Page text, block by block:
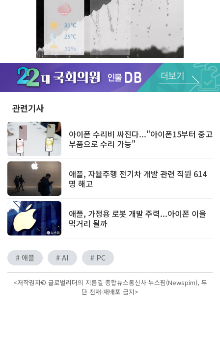
Unmute
관련기사
아이폰 수리비 싸진다..."아이폰15부터 중고
부품으로 수리 가능"
애플, 자율주행 전기차 개발 관련 직원 614
명 해고
애플, 가정용 로봇 개발 주력...아이폰 이을
먹거리 될까
# 애플 # AI # PC
<저작권자© 글로벌리더의 지름길 종합뉴스통신사 뉴스핌(Newspim), 무
단 전재-재배포 금지>